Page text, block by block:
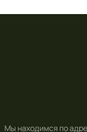
Мы находимся по